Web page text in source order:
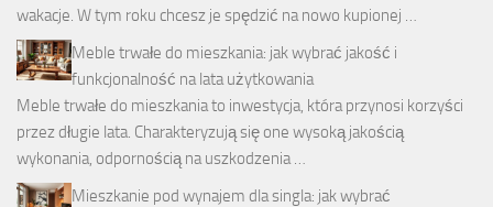
wakacje. W tym roku chcesz je spędzić na nowo kupionej …
Meble trwałe do mieszkania: jak wybrać jakość i
funkcjonalność na lata użytkowania
Meble trwałe do mieszkania to inwestycja, która przynosi korzyści
przez długie lata. Charakteryzują się one wysoką jakością
wykonania, odpornością na uszkodzenia …
Mieszkanie pod wynajem dla singla: jak wybrać